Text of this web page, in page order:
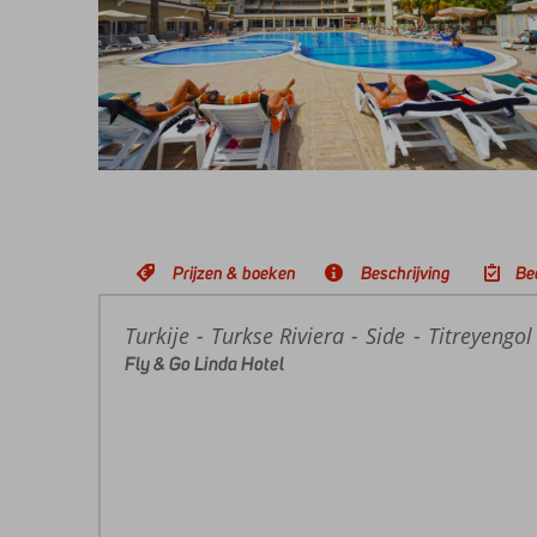
Prijzen & boeken Beschrijving
Home
Turkije Turkse Riviera Side Titreyengol
Fly & Go Linda Hotel